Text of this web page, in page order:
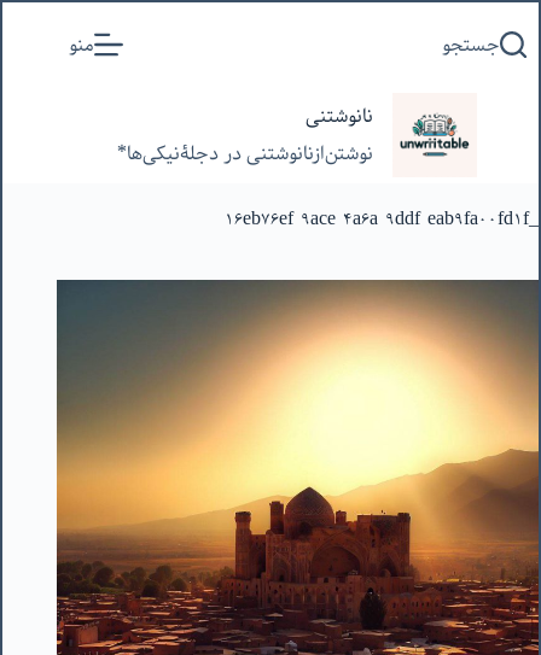
به
جستجو منو
نانوشتنی
نوشتن‌از‌نانوشتنی‌ در‌ دجلۀنیکی‌ها*
_16eb76ef-9ace-4a6a-9ddf-eab9fa00fd1f